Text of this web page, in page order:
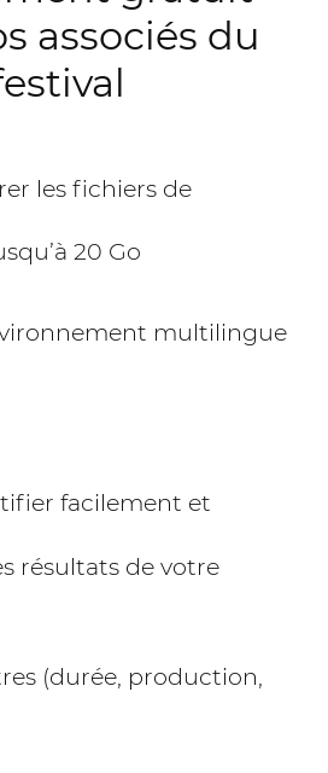
associés du
les fichiers de
20 Go
multilingue
facilement et
résultats de votre
(durée, production,